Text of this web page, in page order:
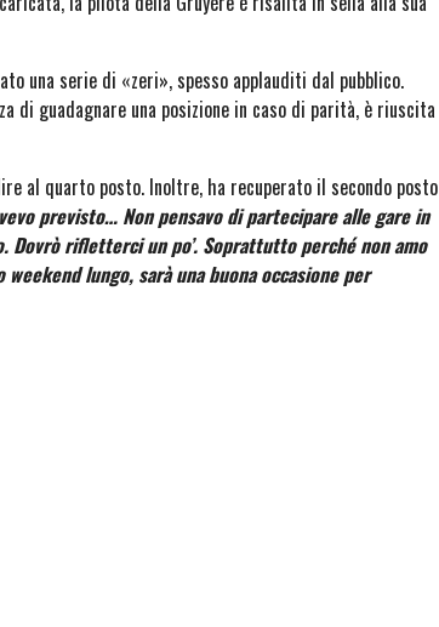
una serie di «zeri», spesso applauditi dal pubblico.
di guadagnare una posizione in caso di parità, è riuscita
al quarto posto. Inoltre, ha recuperato il secondo posto
previsto… Non pensavo di partecipare alle gare in
Dovrò rifletterci un po’. Soprattutto perché non amo
lungo, sarà una buona occasione per